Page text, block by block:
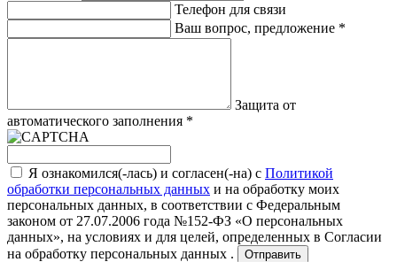
Телефон для связи
Ваш вопрос, предложение *
Защита от
автоматического заполнения *
Я ознакомился(-лась) и согласен(-на) с Политикой
обработки персональных данных и на обработку моих
персональных данных, в соответствии с Федеральным
законом от 27.07.2006 года №152-ФЗ «О персональных
данных», на условиях и для целей, определенных в Согласии
на обработку персональных данных .
Отправить